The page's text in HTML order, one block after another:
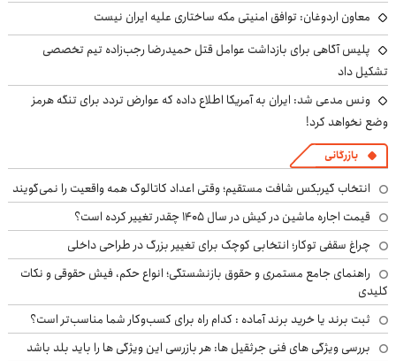
معاون اردوغان: توافق امنیتی مکه ساختاری علیه ایران نیست
پلیس آگاهی برای بازداشت عوامل قتل حمیدرضا رجب‌زاده تیم تخصصی
تشکیل داد
ونس مدعی شد: ایران به آمریکا اطلاع داده که عوارض تردد برای تنگه هرمز
وضع نخواهد کرد!
بازرگانی
انتخاب گیربکس شافت مستقیم؛ وقتی اعداد کاتالوگ همه واقعیت را نمی‌گویند
قیمت اجاره ماشین در کیش در سال ۱۴۰۵ چقدر تغییر کرده است؟
چراغ سقفی توکار؛ انتخابی کوچک برای تغییر بزرگ در طراحی داخلی
راهنمای جامع مستمری و حقوق بازنشستگی؛ انواع حکم، فیش حقوقی و نکات
کلیدی
ثبت برند یا خرید برند آماده : کدام راه برای کسب‌وکار شما مناسب‌تر است؟
بررسی ویژگی های فنی جرثقیل ها: هر بازرسی این ویژگی ها را باید بلد باشد